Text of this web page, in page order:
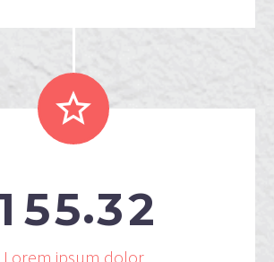


55.32
Lorem ipsum dolor